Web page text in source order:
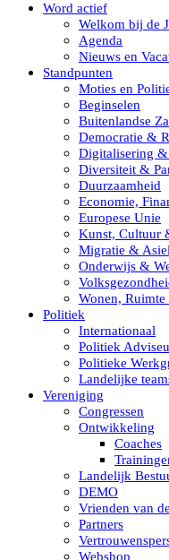
Word actief
Welkom bij de
Agenda
Nieuws en
Standpunten
Moties en
Beginselen
Buitenlandse
Democratie &
Digitalisering
Diversiteit &
Duurzaamheid
Economie,
Europese Unie
Kunst, Cultuur
Migratie & Asiel
Onderwijs &
Wonen,
Politiek
Internationaal
Politiek
Politieke
Landelijke
Vereniging
Congressen
Ontwikkeling
Coaches
Landelijk
DEMO
Vrienden van
Partners
Webshop